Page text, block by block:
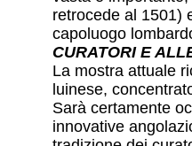
retrocede al 1501)
capoluogo
CURATORI E
La mostra attuale
luinese,
Sarà certamente
innovative